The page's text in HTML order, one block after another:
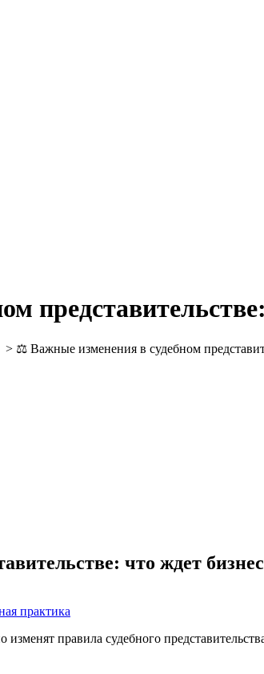
> ⚖️ Важные изменения в судебном
что ждет бизнес
практика
изменят правила судебного